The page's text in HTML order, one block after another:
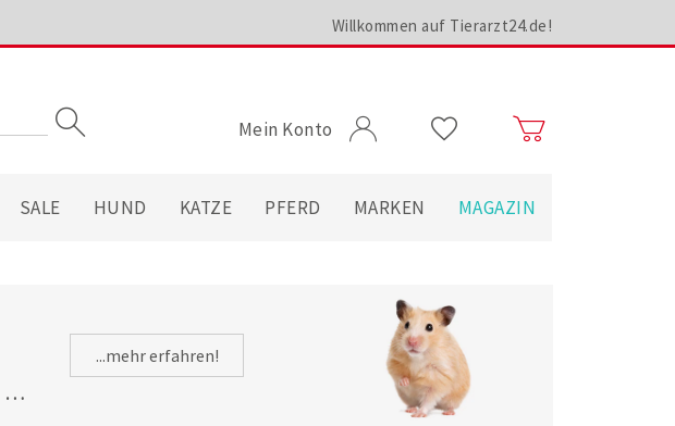
Willkommen auf Tierarzt24.de!
Mein Konto
SALE HUND KATZE PFERD MARKEN MAGAZIN
...mehr erfahren!